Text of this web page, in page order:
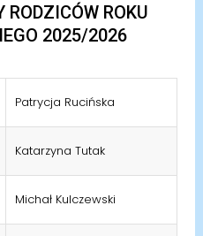
RODZICÓW ROKU
2025/2026
Patrycja Rucińska
Katarzyna Tutak
Michał Kulczewski